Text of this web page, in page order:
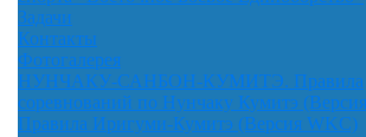
Задачи
Контакты
Фотогалерея
НУНЧАКУ-САНБОН-КУМИТЭ. Правила
соревнований по Нунчаку Кумитэ
Правила Иригуми-Кумитэ (Версия WKC)